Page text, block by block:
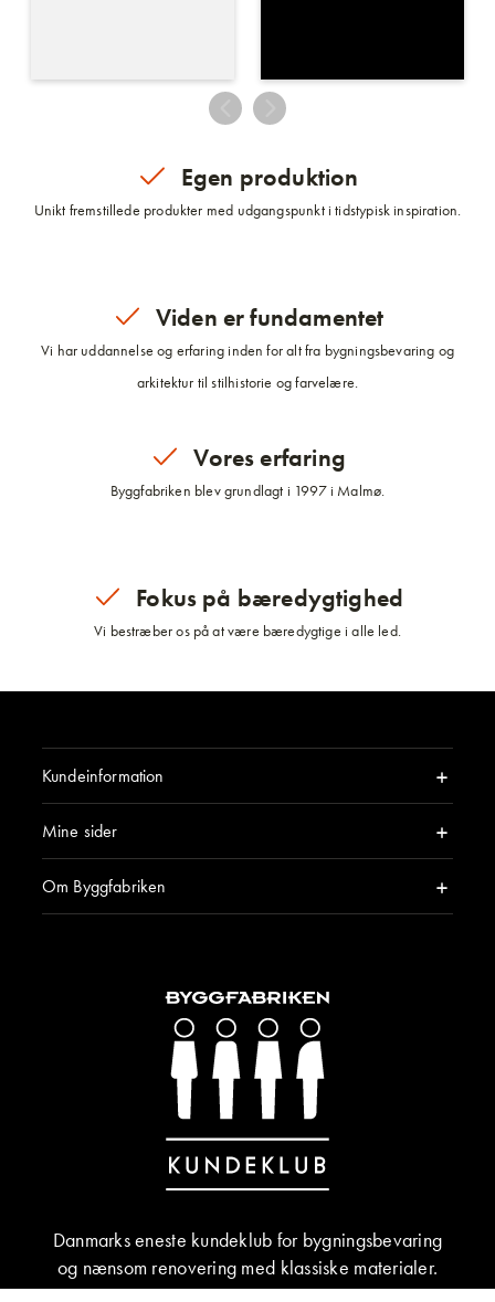
Egen produktion
Unikt fremstillede produkter med udgangspunkt i tidstypisk inspiration.
Viden er fundamentet
Vi har uddannelse og erfaring inden for alt fra bygningsbevaring og
arkitektur til stilhistorie og farvelære.
Vores erfaring
Byggfabriken blev grundlagt i 1997 i Malmø.
Fokus på bæredygtighed
Vi bestræber os på at være bæredygtige i alle led.
Kundeinformation
Mine sider
Om Byggfabriken
Danmarks eneste kundeklub for bygningsbevaring
og nænsom renovering med klassiske materialer.